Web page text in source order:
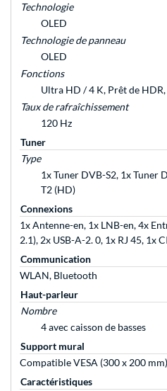
Technologie
OLED
Technologie de panneau
OLED
Fonctions
Ultra HD / 4 K, Prêt de
Taux de rafraîchissement
120 Hz
Tuner
Type
1x Tuner DVB-S2, 1x Tuner
T2 (HD)
Connexions
1x Antenne-en, 1x LNB-en, 4x
2.1), 2x USB-A-2. 0, 1x RJ 45, 1x
Communication
WLAN, Bluetooth
Haut-parleur
Nombre
4 avec caisson de basses
Support mural
Compatible VESA (300 x 200 mm)
Caractéristiques